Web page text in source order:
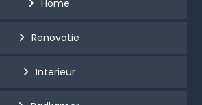
Home
Renovatie
Interieur